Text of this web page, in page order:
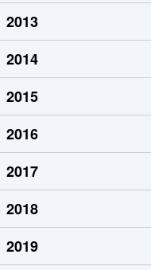
2013
2014
2015
2016
2017
2018
2019